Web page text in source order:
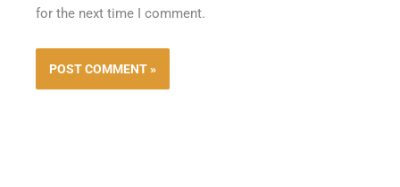
for the next time I comment.